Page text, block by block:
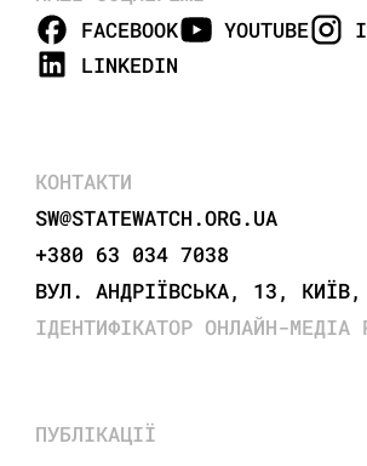
FACEBOOK
YOUTUBE
LINKEDIN
КОНТАКТИ
SW@STATEWATCH.ORG.UA
+380 63 034 7038
ВУЛ. АНДРІЇВСЬКА, 13, КИЇВ,
ІДЕНТИФІКАТОР ОНЛАЙН-МЕДІА
ПУБЛІКАЦІЇ